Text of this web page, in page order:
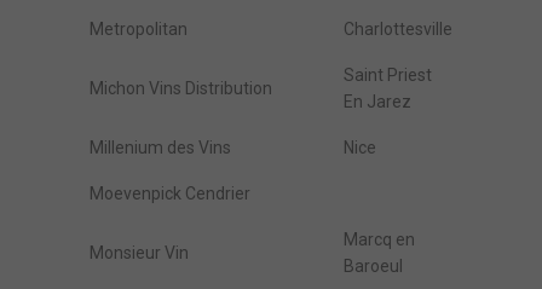
Metropolitan Charlottesville
Michon Vins Distribution
Saint Priest
En Jarez
Millenium des Vins Nice
Moevenpick Cendrier
Monsieur Vin
Marcq en
Baroeul